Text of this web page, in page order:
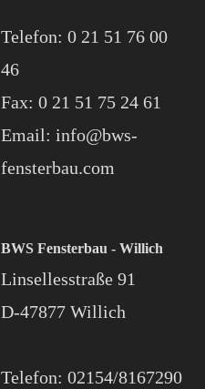
Telefon: 0 21 51 76 00
46
Fax: 0 21 51 75 24 61
Email: info@bws-
fensterbau.com
BWS Fensterbau - Willich
Linsellesstraße 91
D-47877 Willich
Telefon: 02154/8167290